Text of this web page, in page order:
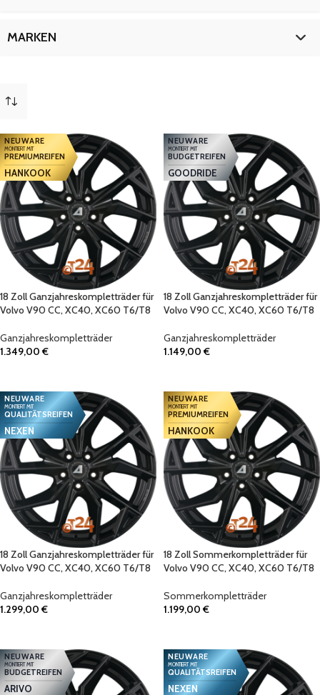
XC40
18
MARKEN
NEUWARE
MONTIERT MIT
PREMIUMREIFEN
HANKOOK
18 Zoll Ganzjahreskompletträder für
Volvo V90 CC, XC40, XC60 T6/T8
Ganzjahreskompletträder
1.349,00€
NEUWARE
MONTIERT MIT
BUDGETREIFEN
GOODRIDE
18 Zoll Ganzjahreskompletträder für
Volvo V90 CC, XC40, XC60 T6/T8
Ganzjahreskompletträder
1.149,00€
NEUWARE
MONTIERT MIT
QUALITÄTSREIFEN
NEXEN
18 Zoll Ganzjahreskompletträder für
Volvo V90 CC, XC40, XC60 T6/T8
Ganzjahreskompletträder
1.299,00€
NEUWARE
MONTIERT MIT
PREMIUMREIFEN
HANKOOK
18 Zoll Sommerkompletträder für
Volvo V90 CC, XC40, XC60 T6/T8
Sommerkompletträder
1.199,00€
NEUWARE
MONTIERT MIT
BUDGETREIFEN
ARIVO
NEUWARE
MONTIERT MIT
QUALITÄTSREIFEN
NEXEN